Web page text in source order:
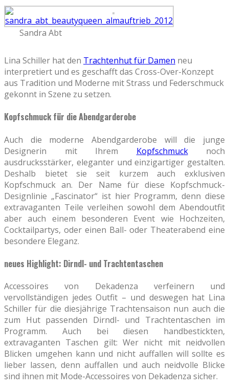
Sandra Abt
Lina Schiller hat den Trachtenhut für Damen neu
interpretiert und es geschafft das Cross-Over-Konzept
aus Tradition und Moderne mit Strass und Federschmuck
gekonnt in Szene zu setzen.
Kopfschmuck für die Abendgarderobe
Auch die moderne Abendgarderobe will die junge
Designerin mit Ihrem Kopfschmucknoch
ausdrucksstärker, eleganter und einzigartiger gestalten.
Deshalb bietet sie seit kurzem auch exklusiven
Kopfschmuck an. Der Name für diese Kopfschmuck-
Designlinie „Fascinator“ ist hier Programm, denn diese
extravaganten Teile verleihen sowohl dem Abendoutfit
aber auch einem besonderen Event wie Hochzeiten,
Cocktailpartys, oder einen Ball- oder Theaterabend eine
besondere Eleganz.
neues Highlight: Dirndl- und Trachtentaschen
Accessoires von Dekadenza verfeinern und
vervollständigen jedes Outfit – und deswegen hat Lina
Schiller für die diesjährige Trachtensaison nun auch die
zum Hut passenden Dirndl- und Trachtentaschen im
Programm. Auch bei diesen handbestickten,
extravaganten Taschen gilt: Wer nicht mit neidvollen
Blicken umgehen kann und nicht auffallen will sollte es
lieber lassen, denn auffallen und auch neidvolle Blicke
sind ihnen mit Mode-Accessoires von Dekadenza sicher.